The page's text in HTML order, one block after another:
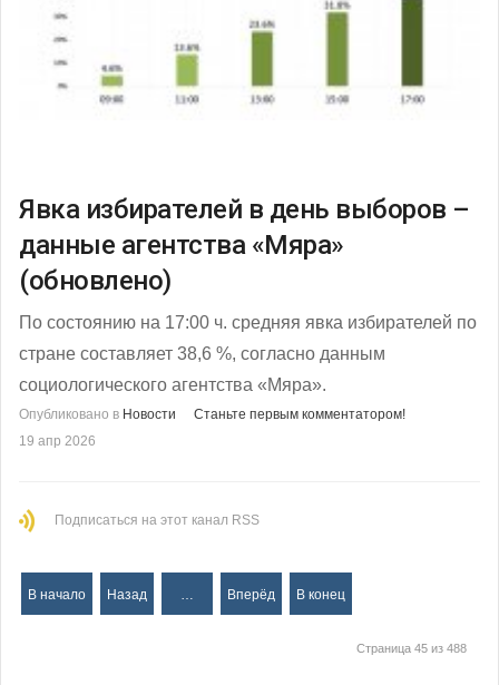
Явка избирателей в день выборов –
данные агентства «Мяра»
(обновлено)
По состоянию на 17:00 ч. средняя явка избирателей по
стране составляет 38,6 %, согласно данным
социологического агентства «Мяра».
Опубликовано в Новости
Станьте первым комментатором!
19 апр 2026
Подписаться на этот канал RSS
В начало Назад … Вперёд В конец
Страница 45 из 488